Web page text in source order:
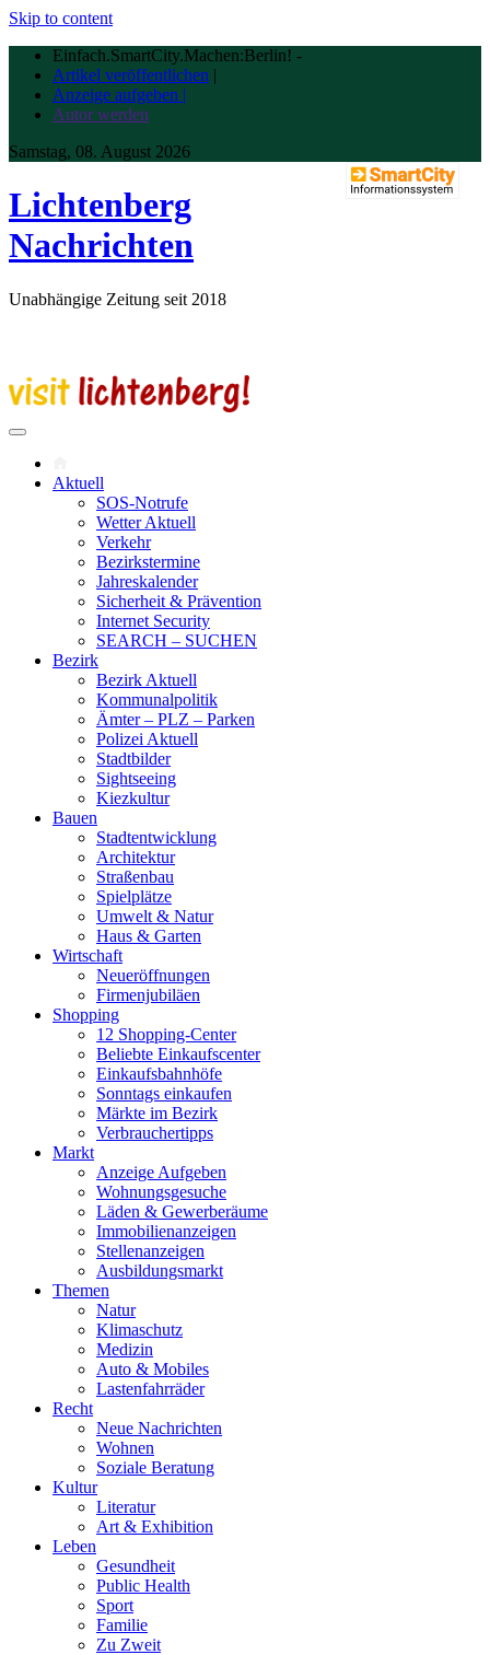
Skip to content
Einfach.SmartCity.Machen:Berlin! -
Artikel veröffentlichen |
Anzeige aufgeben |
Autor werden
Samstag, 08. August 2026
Lichtenberg
Nachrichten
Unabhängige Zeitung seit 2018
Aktuell
SOS-Notrufe
Wetter Aktuell
Verkehr
Bezirkstermine
Jahreskalender
Sicherheit & Prävention
Internet Security
SEARCH – SUCHEN
Bezirk
Bezirk Aktuell
Kommunalpolitik
Ämter – PLZ – Parken
Polizei Aktuell
Stadtbilder
Sightseeing
Kiezkultur
Bauen
Stadtentwicklung
Architektur
Straßenbau
Spielplätze
Umwelt & Natur
Haus & Garten
Wirtschaft
Neueröffnungen
Firmenjubiläen
Shopping
12 Shopping-Center
Beliebte Einkaufscenter
Einkaufsbahnhöfe
Sonntags einkaufen
Märkte im Bezirk
Verbrauchertipps
Markt
Anzeige Aufgeben
Wohnungsgesuche
Läden & Gewerberäume
Immobilienanzeigen
Stellenanzeigen
Ausbildungsmarkt
Themen
Natur
Klimaschutz
Medizin
Auto & Mobiles
Lastenfahrräder
Recht
Neue Nachrichten
Wohnen
Soziale Beratung
Kultur
Literatur
Art & Exhibition
Leben
Gesundheit
Public Health
Sport
Familie
Zu Zweit